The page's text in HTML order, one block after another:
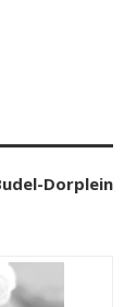
Dorplein